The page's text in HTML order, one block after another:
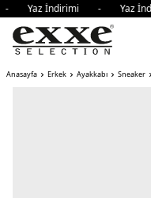
- Yaz İndirimi -
Anasayfa Erkek Ayakkabı Sneaker